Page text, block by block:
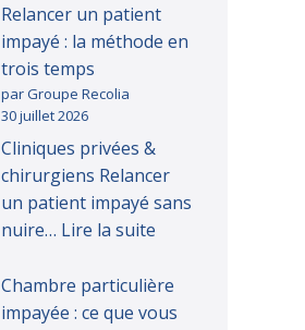
Relancer un patient
impayé : la méthode en
trois temps
par Groupe Recolia
30 juillet 2026
Cliniques privées &
chirurgiens Relancer
un patient impayé sans
nuire… Lire la suite
Chambre particulière
impayée : ce que vous